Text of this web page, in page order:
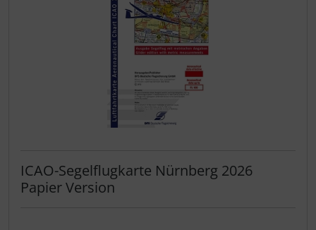
ICAO-Segelflugkarte Nürnberg 2026
Papier Version